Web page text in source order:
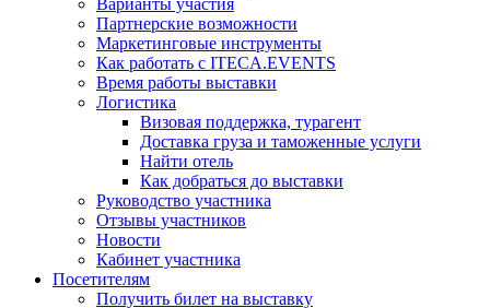
Варианты участия
Партнерские возможности
Маркетинговые инструменты
Как работать с ITECA.EVENTS
Время работы выставки
Логистика
Визовая поддержка, турагент
Доставка груза и таможенные услуги
Найти отель
Как добраться до выставки
Руководство участника
Отзывы участников
Новости
Кабинет участника
Посетителям
Получить билет на выставку